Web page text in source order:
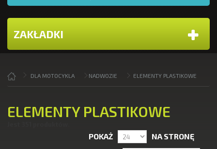
ZAKŁADKI
DLA MOTOCYKLA NADWOZIE ELEMENTY PLASTIKOWE
ELEMENTY PLASTIKOWE
POKAŻ
NA STRONĘ